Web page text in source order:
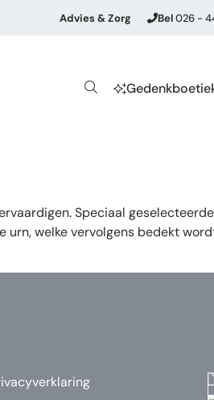
Advies & Zorg Bel026 -
Speciaal
urn, welke vervolgens bedekt